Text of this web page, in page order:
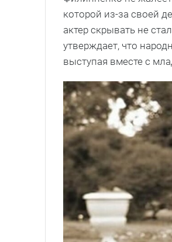
которой из-за своей
актер скрывать не
утверждает, что
выступая вместе с